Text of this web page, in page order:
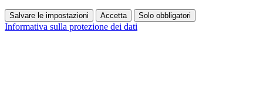
Salvare le impostazioni Accetta Solo obbligatori
Informativa sulla protezione dei dati